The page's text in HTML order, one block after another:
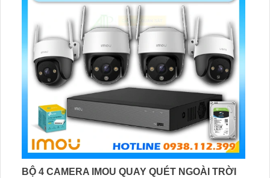
BỘ 4 CAMERA IMOU QUAY QUÉT NGOÀI TRỜI